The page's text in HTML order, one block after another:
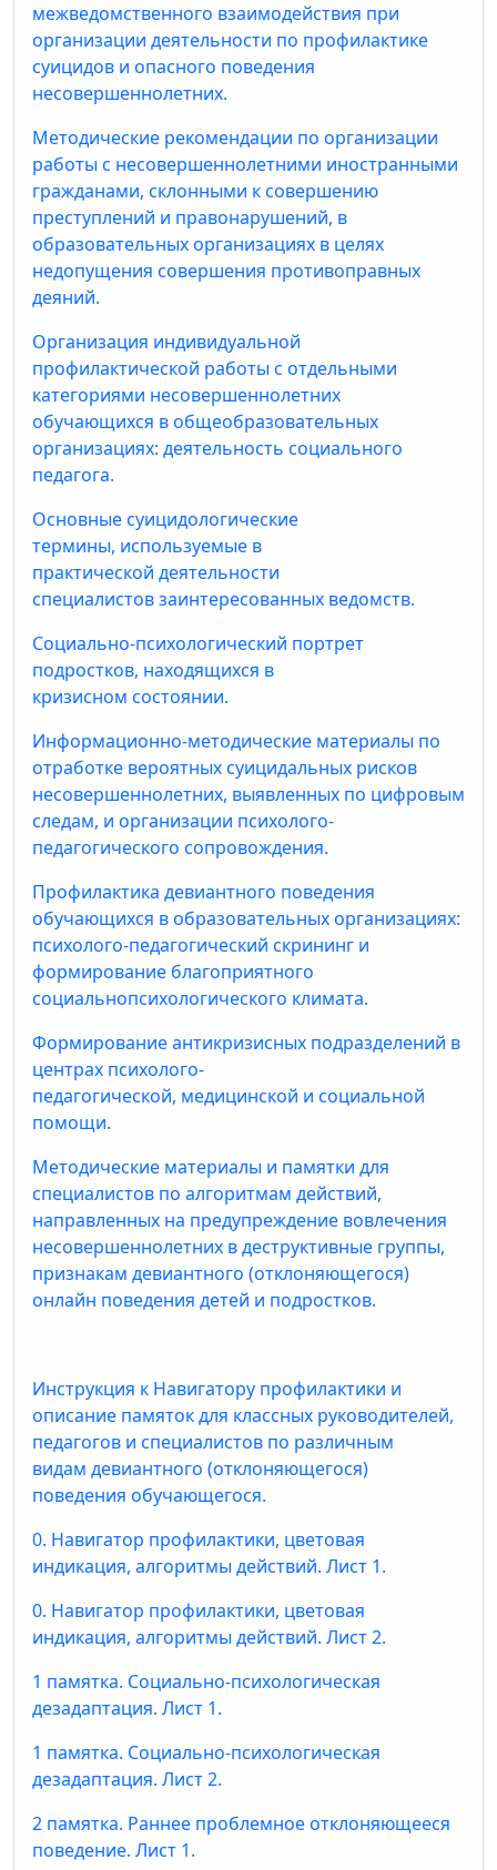
межведомственного взаимодействия при
организации деятельности по профилактике
суицидов и опасного поведения
несовершеннолетних.
Методические рекомендации по организации
работы с несовершеннолетними иностранными
гражданами, склонными к совершению
преступлений и правонарушений, в
образовательных организациях в целях
недопущения совершения противоправных
деяний.
Организация индивидуальной
профилактической работы с отдельными
категориями несовершеннолетних
обучающихся в общеобразовательных
организациях: деятельность социального
педагога.
Основные суицидологические
термины, используемые в
практической деятельности
специалистов заинтересованных ведомств.
Социально-психологический портрет
подростков, находящихся в
кризисном состоянии.
Информационно-методические материалы по
отработке вероятных суицидальных рисков
несовершеннолетних, выявленных по цифровым
следам, и организации психолого-
педагогического сопровождения.
Профилактика девиантного поведения
обучающихся в образовательных организациях:
психолого-педагогический скрининг и
формирование благоприятного
социальнопсихологического климата.
Формирование антикризисных подразделений в
центрах психолого-
педагогической, медицинской и социальной
помощи.
Методические материалы и памятки для
специалистов по алгоритмам действий,
направленных на предупреждение вовлечения
несовершеннолетних в деструктивные группы,
признакам девиантного (отклоняющегося)
онлайн поведения детей и подростков.
Инструкция к Навигатору профилактики и
описание памяток для классных руководителей,
педагогов и специалистов по различным
видам девиантного (отклоняющегося)
поведения обучающегося.
0. Навигатор профилактики, цветовая
индикация, алгоритмы действий. Лист 1.
0. Навигатор профилактики, цветовая
индикация, алгоритмы действий. Лист 2.
1 памятка. Социально-психологическая
дезадаптация. Лист 1.
1 памятка. Социально-психологическая
дезадаптация. Лист 2.
2 памятка. Раннее проблемное отклоняющееся
поведение. Лист 1.